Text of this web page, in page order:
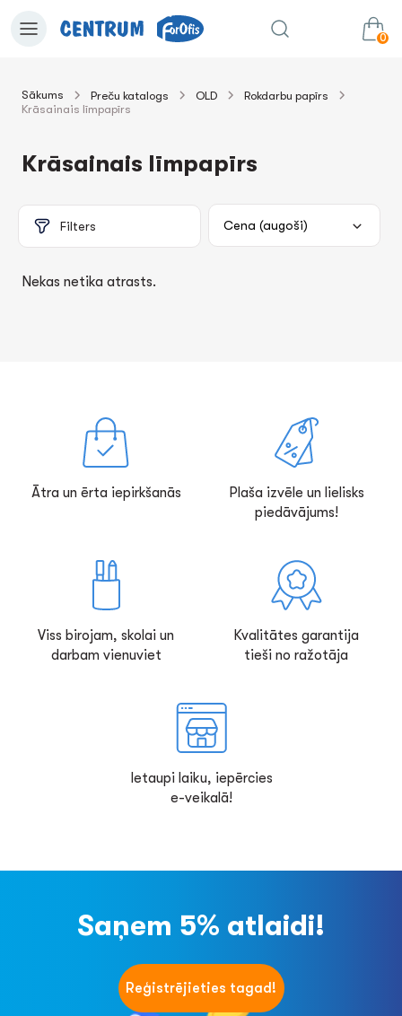
0
uz grozu
Sākums Preču katalogs OLD
Rokdarbu papīrs
Krāsainais līmpapīrs
Krāsainais līmpapīrs
Filters
Nekas netika atrasts.
Ātra un ērta iepirkšanās
Plaša izvēle un lielisks
piedāvājums!
Viss birojam, skolai un
darbam vienuviet
Kvalitātes garantija
tieši no ražotāja
Ietaupi laiku, iepērcies
e-veikalā!
Saņem 5% atlaidi!
Reģistrējieties tagad!